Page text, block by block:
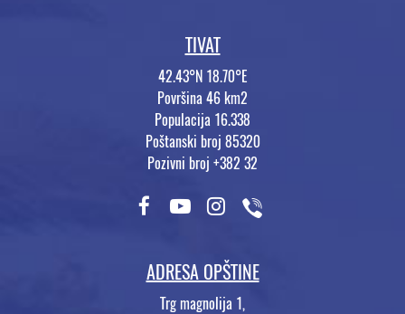
TIVAT
42.43°N 18.70°E
Površina 46 km2
Populacija 16.338
Poštanski broj 85320
Pozivni broj +382 32
ADRESA OPŠTINE
Trg magnolija 1,